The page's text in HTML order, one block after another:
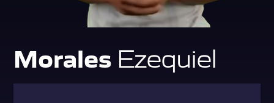
Morales Ezequiel